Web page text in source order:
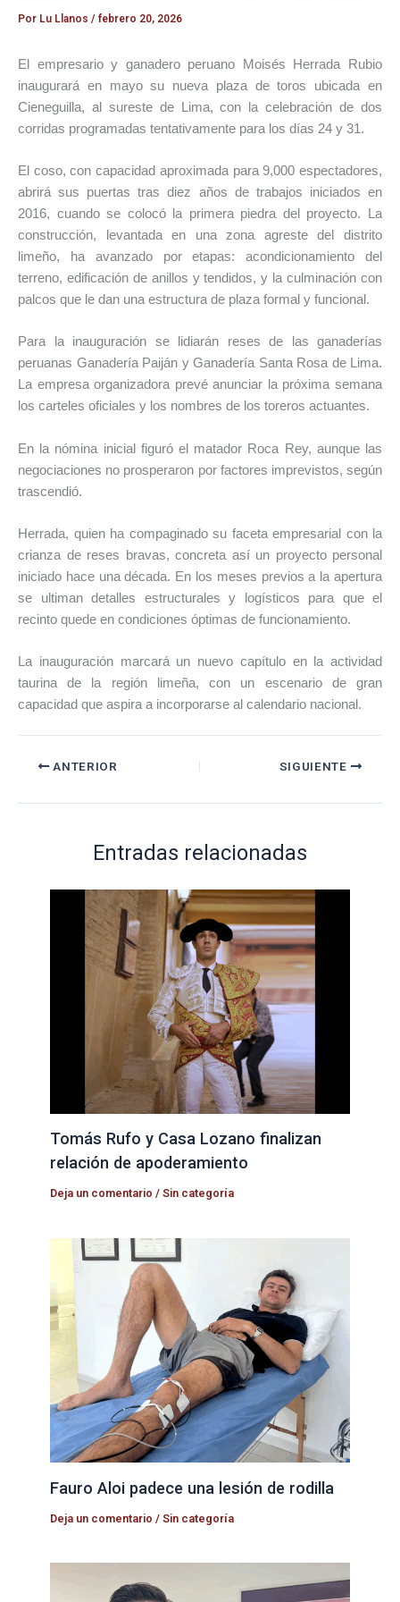
Por Lu Llanos / febrero 20, 2026
El empresario y ganadero peruano Moisés Herrada Rubio
inaugurará en mayo su nueva plaza de toros ubicada en
Cieneguilla, al sureste de Lima, con la celebración de dos
corridas programadas tentativamente para los días 24 y 31.
El coso, con capacidad aproximada para 9,000 espectadores,
abrirá sus puertas tras diez años de trabajos iniciados en
2016, cuando se colocó la primera piedra del proyecto. La
construcción, levantada en una zona agreste del distrito
limeño, ha avanzado por etapas: acondicionamiento del
terreno, edificación de anillos y tendidos, y la culminación con
palcos que le dan una estructura de plaza formal y funcional.
Para la inauguración se lidiarán reses de las ganaderías
peruanas Ganadería Paiján y Ganadería Santa Rosa de Lima.
La empresa organizadora prevé anunciar la próxima semana
los carteles oficiales y los nombres de los toreros actuantes.
En la nómina inicial figuró el matador Roca Rey, aunque las
negociaciones no prosperaron por factores imprevistos, según
trascendió.
Herrada, quien ha compaginado su faceta empresarial con la
crianza de reses bravas, concreta así un proyecto personal
iniciado hace una década. En los meses previos a la apertura
se ultiman detalles estructurales y logísticos para que el
recinto quede en condiciones óptimas de funcionamiento.
La inauguración marcará un nuevo capítulo en la actividad
taurina de la región limeña, con un escenario de gran
capacidad que aspira a incorporarse al calendario nacional.
ANTERIOR SIGUIENTE
Entradas relacionadas
Tomás Rufo y Casa Lozano finalizan
relación de apoderamiento
Deja un comentario /Sin categoría
Fauro Aloi padece una lesión de rodilla
Deja un comentario /Sin categoría